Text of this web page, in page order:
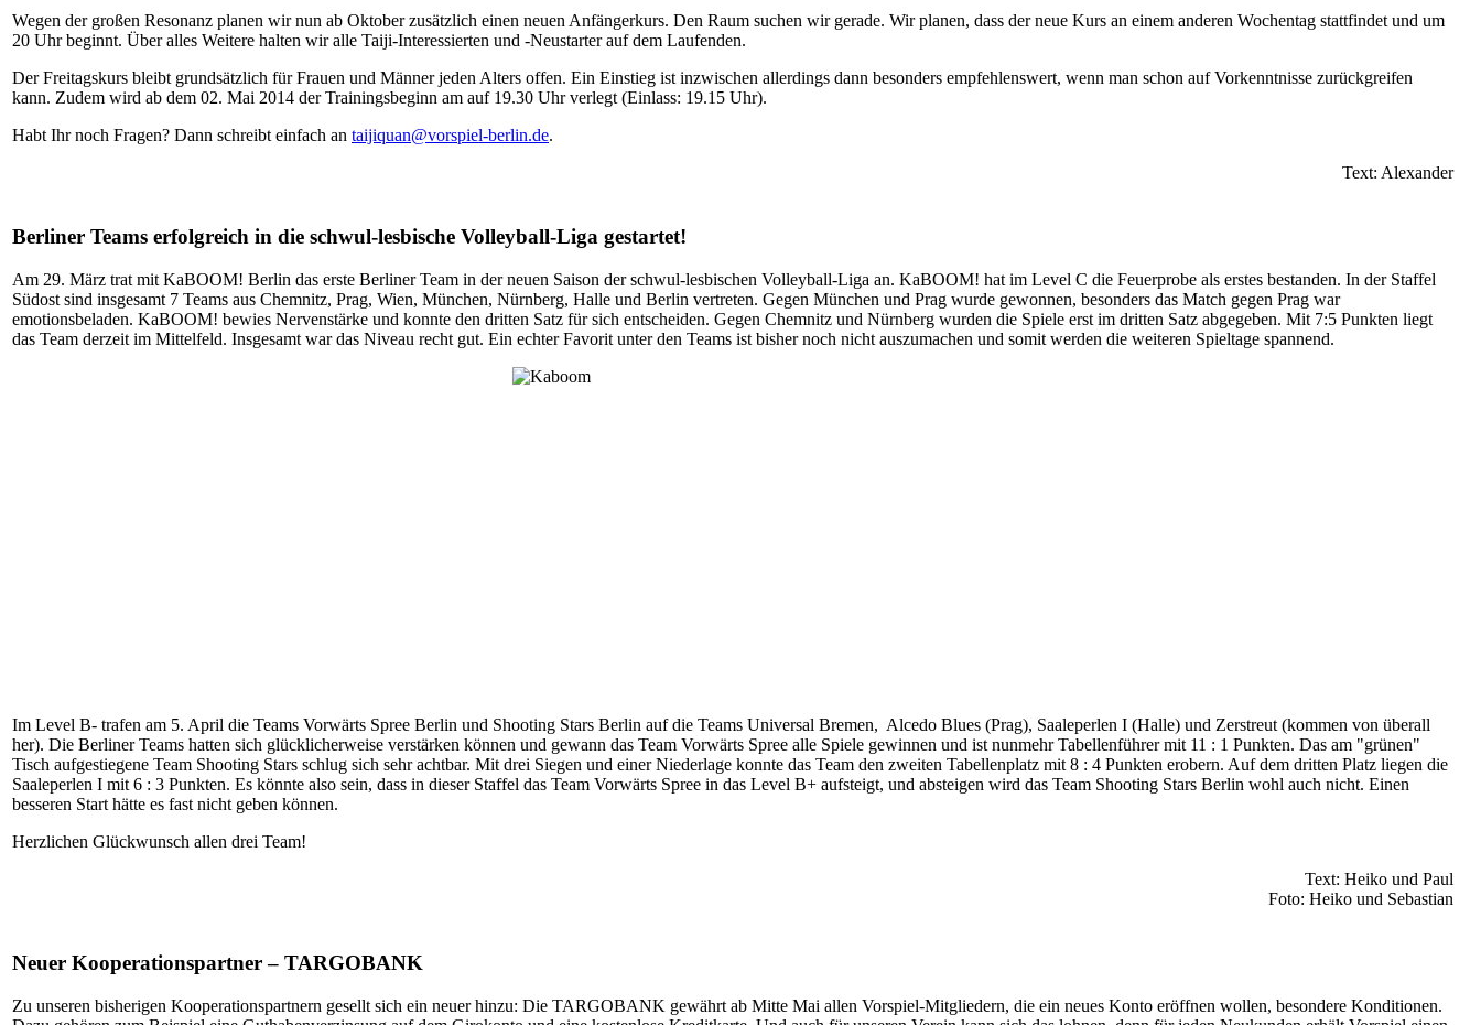
Wegen der großen Resonanz planen wir nun ab Oktober zusätzlich einen neuen Anfängerkurs. Den Raum suchen wir gerade. Wir planen, dass der neue Kurs an einem anderen Wochentag stattfindet und um
20 Uhr beginnt. Über alles Weitere halten wir alle Taiji-Interessierten und -Neustarter auf dem Laufenden.
Der Freitagskurs bleibt grundsätzlich für Frauen und Männer jeden Alters offen. Ein Einstieg ist inzwischen allerdings dann besonders empfehlenswert, wenn man schon auf Vorkenntnisse zurückgreifen
kann. Zudem wird ab dem 02. Mai 2014 der Trainingsbeginn am auf 19.30 Uhr verlegt (Einlass: 19.15 Uhr).
Habt Ihr noch Fragen? Dann schreibt einfach an taijiquan@vorspiel-berlin.de.
Text: Alexander
Berliner Teams erfolgreich in die schwul-lesbische Volleyball-Liga gestartet!
Am 29. März trat mit KaBOOM! Berlin das erste Berliner Team in der neuen Saison der schwul-lesbischen Volleyball-Liga an. KaBOOM! hat im Level C die Feuerprobe als erstes bestanden. In der Staffel
Südost sind insgesamt 7 Teams aus Chemnitz, Prag, Wien, München, Nürnberg, Halle und Berlin vertreten. Gegen München und Prag wurde gewonnen, besonders das Match gegen Prag war
emotionsbeladen. KaBOOM! bewies Nervenstärke und konnte den dritten Satz für sich entscheiden. Gegen Chemnitz und Nürnberg wurden die Spiele erst im dritten Satz abgegeben. Mit 7:5 Punkten liegt
das Team derzeit im Mittelfeld. Insgesamt war das Niveau recht gut. Ein echter Favorit unter den Teams ist bisher noch nicht auszumachen und somit werden die weiteren Spieltage spannend.
Im Level B- trafen am 5. April die Teams Vorwärts Spree Berlin und Shooting Stars Berlin auf die Teams Universal Bremen, Alcedo Blues (Prag), Saaleperlen I (Halle) und Zerstreut (kommen von überall
her). Die Berliner Teams hatten sich glücklicherweise verstärken können und gewann das Team Vorwärts Spree alle Spiele gewinnen und ist nunmehr Tabellenführer mit 11 : 1 Punkten. Das am "grünen"
Tisch aufgestiegene Team Shooting Stars schlug sich sehr achtbar. Mit drei Siegen und einer Niederlage konnte das Team den zweiten Tabellenplatz mit 8 : 4 Punkten erobern. Auf dem dritten Platz liegen die
Saaleperlen I mit 6 : 3 Punkten. Es könnte also sein, dass in dieser Staffel das Team Vorwärts Spree in das Level B+ aufsteigt, und absteigen wird das Team Shooting Stars Berlin wohl auch nicht. Einen
besseren Start hätte es fast nicht geben können.
Herzlichen Glückwunsch allen drei Team!
Text: Heiko und Paul
Foto: Heiko und Sebastian
Neuer Kooperationspartner – TARGOBANK
Zu unseren bisherigen Kooperationspartnern gesellt sich ein neuer hinzu: Die TARGOBANK gewährt ab Mitte Mai allen Vorspiel-Mitgliedern, die ein neues Konto eröffnen wollen, besondere Konditionen.